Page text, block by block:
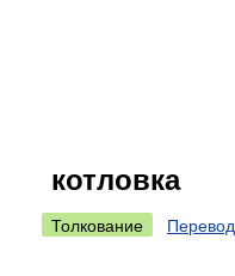
котловка
Толкование Перевод